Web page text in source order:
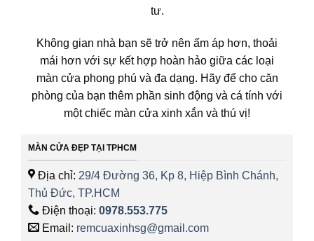
tư.
Không gian nhà bạn sẽ trở nên ấm áp hơn, thoải
mái hơn với sự kết hợp hoàn hảo giữa các loại
màn cửa phong phú và đa dạng. Hãy để cho căn
phòng của bạn thêm phần sinh động và cá tính với
một chiếc màn cửa xinh xắn và thú vị!
MÀN CỬA ĐẸP TẠI TPHCM
Địa chỉ: 29/4 Đường 36, Kp 8, Hiệp Bình Chánh,
Thủ Đức, TP.HCM
Điện thoại: 0978.553.775
Email: remcuaxinhsg@gmail.com